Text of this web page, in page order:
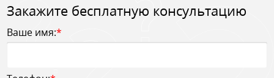
Закажите бесплатную консультацию
Ваше имя:*